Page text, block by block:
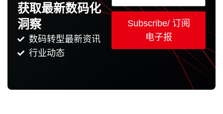
获取最新数码化
洞察
数码转型最新资讯
行业动态
Subscribe/ 订阅
电子报